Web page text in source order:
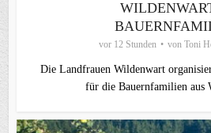
vor 12 Stunden von Toni
Die Landfrauen Wildenwart
für die Bauernfamilien aus